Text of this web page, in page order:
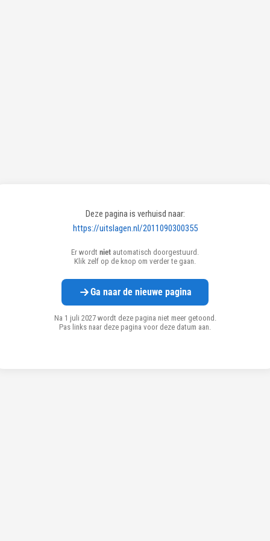
Deze pagina is verhuisd naar:
https://uitslagen.nl/2011090300355
Er wordt niet automatisch doorgestuurd.
Klik zelf op de knop om verder te gaan.
Ga naar de nieuwe pagina
Na 1 juli 2027 wordt deze pagina niet meer getoond.
Pas links naar deze pagina voor deze datum aan.